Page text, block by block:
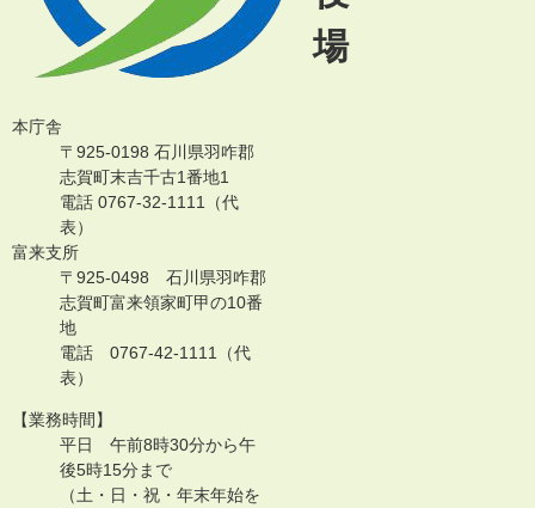
場
本庁舎
〒925-0198 石川県羽咋郡
志賀町末吉千古1番地1
電話 0767-32-1111（代
表）
富来支所
〒925-0498 石川県羽咋郡
志賀町富来領家町甲の10番
地
電話 0767-42-1111（代
表）
【業務時間】
平日 午前8時30分から午
後5時15分まで
（土・日・祝・年末年始を